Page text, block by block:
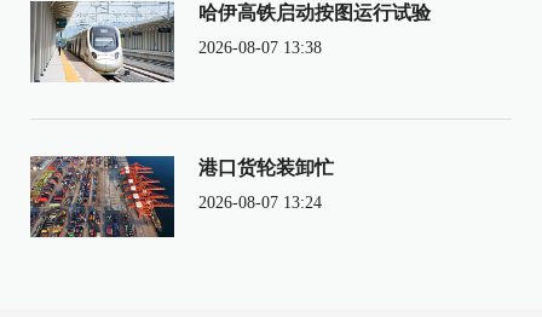
哈伊高铁启动按图运行试验
2026-08-07 13:38
港口货轮装卸忙
2026-08-07 13:24